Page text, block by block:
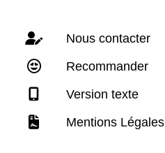
Nous contacter
Recommander
Version texte
Mentions Légales